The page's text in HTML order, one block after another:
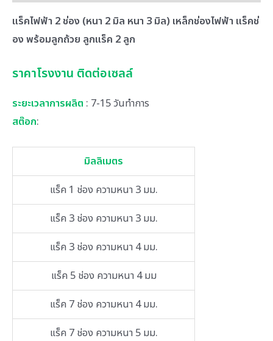
แร็คไฟฟ้า 2 ช่อง (หนา 2 มิล หนา 3 มิล) เหล็กช่องไฟฟ้า แร็คช่
อง พร้อมลูกถ้วย ลูกแร็ค 2 ลูก
ราคาโรงงาน ติดต่อเซลล์
ระยะเวลาการผลิต : 7-15 วันทำการ
สต๊อก:
มิลลิเมตร
แร็ค 1 ช่อง ความหนา 3 มม.
แร็ค 3 ช่อง ความหนา 3 มม.
แร็ค 3 ช่อง ความหนา 4 มม.
แร็ค 5 ช่อง ความหนา 4 มม
แร็ค 7 ช่อง ความหนา 4 มม.
แร็ค 7 ช่อง ความหนา 5 มม.